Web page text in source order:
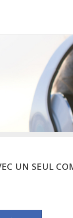
UN SEUL